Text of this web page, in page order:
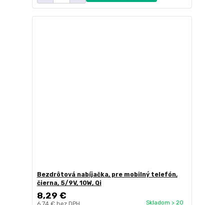
Bezdrôtová nabíjačka, pre mobilný telefón,
čierna, 5/9V, 10W, Qi
8,29 €
Skladom > 20